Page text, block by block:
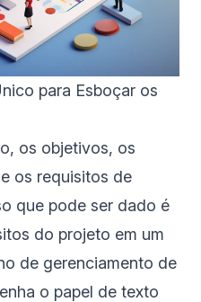
para Esboçar os
os objetivos, os
os requisitos de
que pode ser dado é
do projeto em um
de gerenciamento de
o papel de texto